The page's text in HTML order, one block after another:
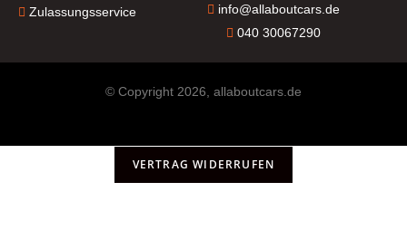
Zulassungsservice
info@allaboutcars.de
040 30067290
© Copyright 2026, allaboutcars.de
VERTRAG WIDERRUFEN